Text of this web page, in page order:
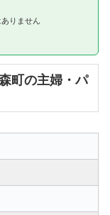
りません
町の主婦・パ